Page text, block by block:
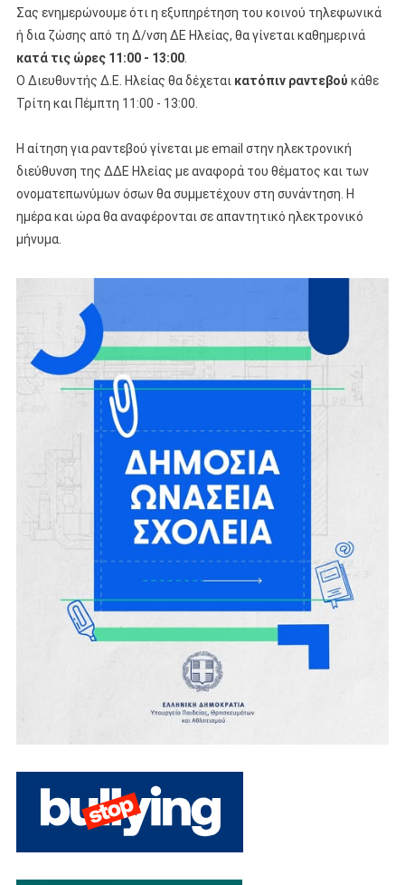
Σας ενημερώνουμε ότι η εξυπηρέτηση του κοινού τηλεφωνικά
ή δια ζώσης από τη Δ/νση ΔΕ Ηλείας, θα γίνεται καθημερινά
κατά τις ώρες 11:00 - 13:00.
Ο Διευθυντής Δ.Ε. Ηλείας θα δέχεται κατόπιν ραντεβού κάθε
Τρίτη και Πέμπτη 11:00 - 13:00.
Η αίτηση για ραντεβού γίνεται με email στην ηλεκτρονική
διεύθυνση της ΔΔΕ Ηλείας με αναφορά του θέματος και των
ονοματεπωνύμων όσων θα συμμετέχουν στη συνάντηση. Η
ημέρα και ώρα θα αναφέρονται σε απαντητικό ηλεκτρονικό
μήνυμα.